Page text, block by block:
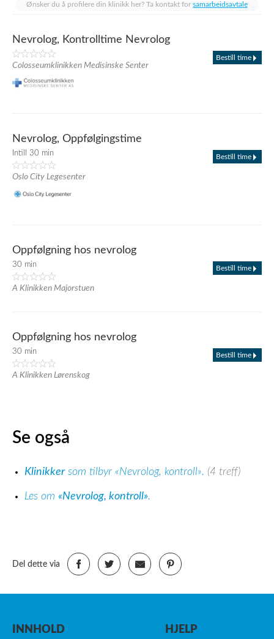
Ønsker du å profilere din klinikk her? Ta kontakt for samarbeidsavtale
Nevrolog, Kontrolltime Nevrolog
Colosseumklinikken Medisinske Senter
Bestill time
Nevrolog, Oppfølgingstime
Intill 30 min
Oslo City Legesenter
Bestill time
Oppfølgning hos nevrolog
30 min
A Klinikken Majorstuen
Bestill time
Oppfølgning hos nevrolog
30 min
A Klinikken Lørenskog
Bestill time
Se også
Klinikkersom tilbyr «Nevrolog, kontroll». (4 treff)
Les om «Nevrolog, kontroll».
Del dette via
INNHOLD
HJELP